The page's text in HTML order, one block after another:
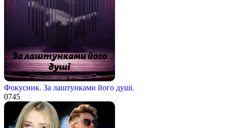
Фокусник. За лаштунками його душі.
0745